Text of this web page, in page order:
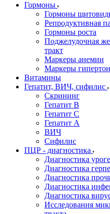
Гормоны
Гормоны
Репродуктивная
Гормоны роста
Поджелудочная
тракт
Маркеры анемии
Маркеры
Витамины
Гепатит, ВИЧ, сифилис
Скрининг
Гепатит В
Гепатит С
Гепатит А
ВИЧ
Сифилис
ПЦР - диагностика
Диагностика
Диагностика
Диагностика
Диагностика
Диагностика
Исследования